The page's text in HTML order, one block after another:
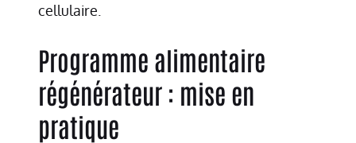
cellulaire.
Programme alimentaire
régénérateur : mise en
pratique